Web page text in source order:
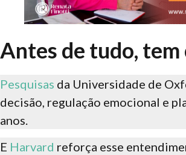
Antes de tudo, tem
Pesquisas da Universidade de
decisão, regulação emocional e
anos.
E Harvard reforça esse